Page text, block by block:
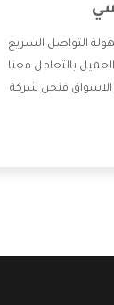
التواصل السريع
بالتعامل معنا
الاسواق فنحن شركة
تكون منها خدمة